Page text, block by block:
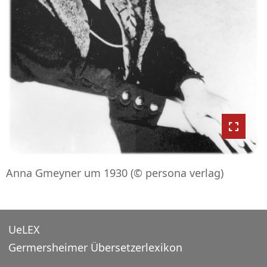
Anna Gmeyner um 1930 (© persona verlag)
UeLEX
Germersheimer Übersetzerlexikon